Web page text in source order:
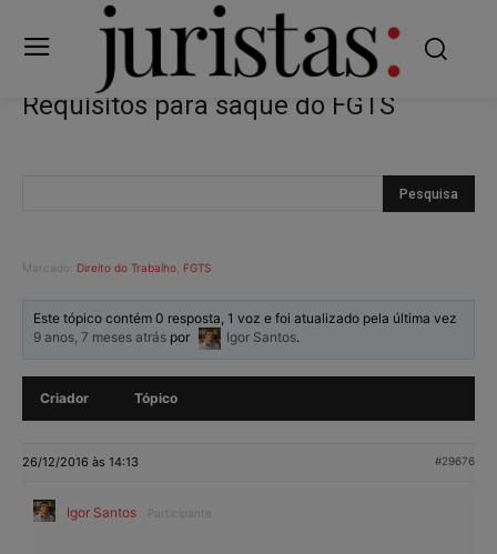
Requisitos para saque do FGTS
Marcado: Direito do Trabalho FGTS
Este tópico contém 0 resposta, 1 voz e foi atualizado pela última vez
9 anos, 7 meses atrás por Igor Santos.
Criador Tópico
26/12/2016 às 14:13 #29676
Igor Santos Participante